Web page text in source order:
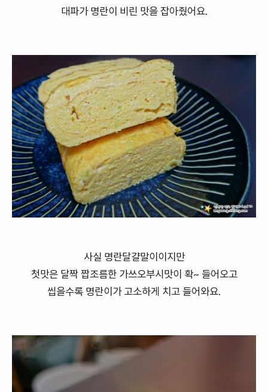
대파가 명란이 비린 맛을 잡아줬어요.
사실 명란달걀말이이지만
첫맛은 달짝 짭조름한 가쓰오부시맛이 확~ 들어오고
씹을수록 명란이가 고소하게 치고 들어와요.